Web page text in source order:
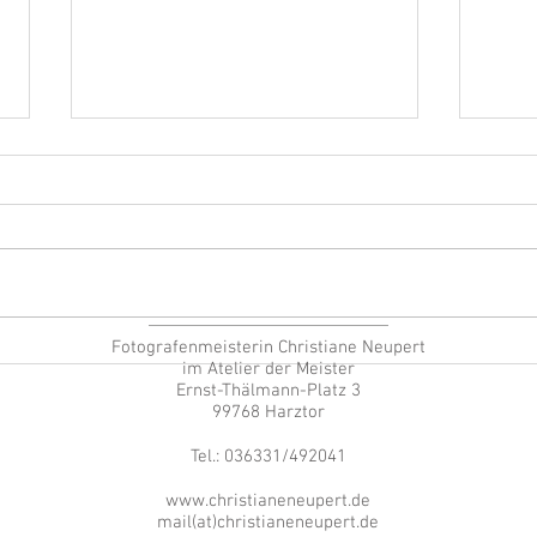
Christiane Neupert
Fotografenmeisterin Christiane Neupert
im Atelier der Meister
Ernst-Thälmann-Platz 3
99768 Harztor
Tel.: 036331/492041
www.christianeneupert.de
mail(at)christianeneupert.de